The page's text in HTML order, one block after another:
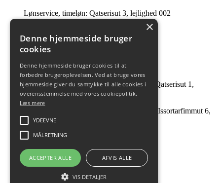
Lønservice, timeløn: Qatserisut 3, lejlighed 002
Ledelsessekretariatet: 201 i Qatserisut 3
Intern Revision: Qatserisut 1, lejlighed 504
André Guttesen og Johanne B Tobiassen: Qatserisut 1,
lejlighed 504
Facility Management & Strategisk Indkøb: Issortarfimmut 6,
kælderen
×
Denne hjemmeside bruger
cookies
Denne hjemmeside bruger cookies til at
forbedre brugeroplevelsen. Ved at bruge vores
hjemmeside giver du samtykke til alle cookies i
overensstemmelse med vores cookiepolitik.
Læs mere
YDEEVNE
MÅLRETNING
ACCEPTER ALLE AFVIS ALLE
VIS DETALJER